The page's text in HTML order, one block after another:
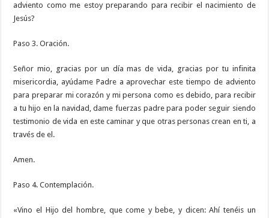
adviento como me estoy preparando para recibir el nacimiento de
Jesús?
Paso 3. Oración.
Señor mio, gracias por un día mas de vida, gracias por tu infinita
misericordia, ayúdame Padre a aprovechar este tiempo de adviento
para preparar mi corazón y mi persona como es debido, para recibir
a tu hijo en la navidad, dame fuerzas padre para poder seguir siendo
testimonio de vida en este caminar y que otras personas crean en ti, a
través de el.
Amen.
Paso 4. Contemplación.
«Vino el Hijo del hombre, que come y bebe, y dicen: Ahí tenéis un